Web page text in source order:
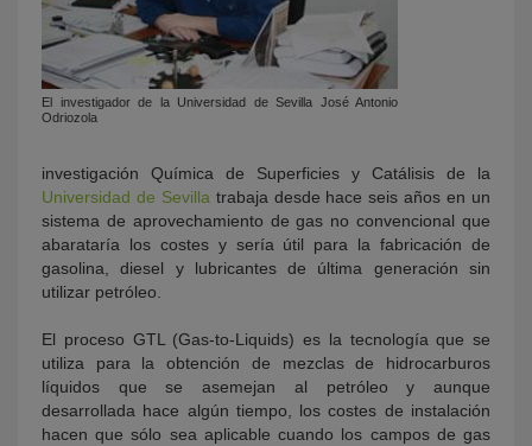
El investigador de la Universidad de Sevilla José Antonio
Odriozola
investigación Química de Superficies y Catálisis de la
Universidad de Sevilla trabaja desde hace seis años en un
sistema de aprovechamiento de gas no convencional que
abarataría los costes y sería útil para la fabricación de
gasolina, diesel y lubricantes de última generación sin
utilizar petróleo.
El proceso GTL (Gas-to-Liquids) es la tecnología que se
utiliza para la obtención de mezclas de hidrocarburos
líquidos que se asemejan al petróleo y aunque
desarrollada hace algún tiempo, los costes de instalación
hacen que sólo sea aplicable cuando los campos de gas